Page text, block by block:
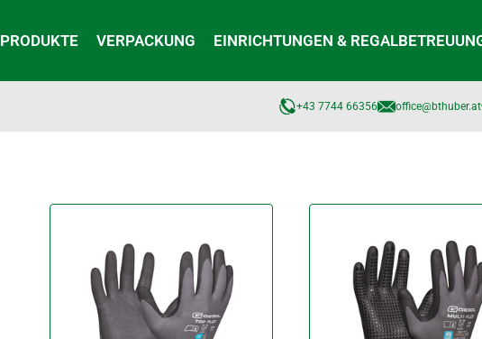
PRODUKTE VERPACKUNG EINRICHTUNGEN &
+43 7744 66356 office@bthuber.at​